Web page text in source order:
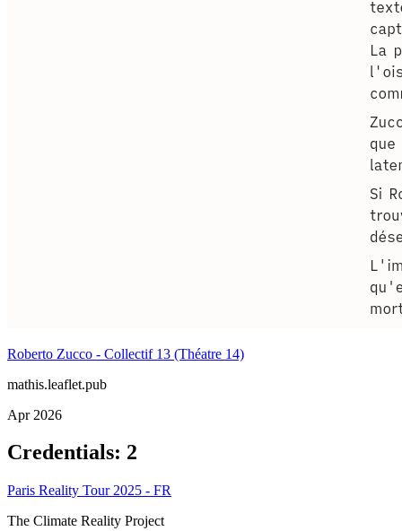
Roberto Zucco - Collectif 13 (Théatre 14)
mathis.leaflet.pub
Apr 2026
Credentials: 2
Paris Reality Tour 2025 - FR
The Climate Reality Project